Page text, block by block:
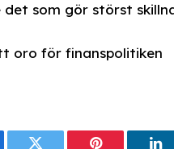
som gör störst
oro för finanspolitiken